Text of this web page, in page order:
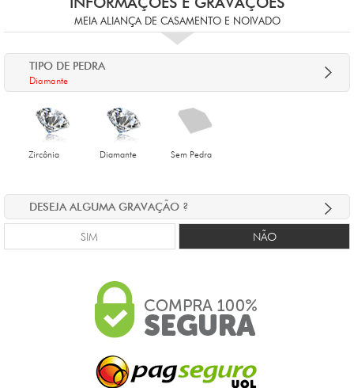
MEIA ALIANÇA DE CASAMENTO E NOIVADO
TIPO DE PEDRA
Diamante
Zircônia Diamante Sem Pedra
DESEJA ALGUMA GRAVAÇÃO ?
SIM NÃO